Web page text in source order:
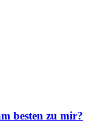
besten zu mir?